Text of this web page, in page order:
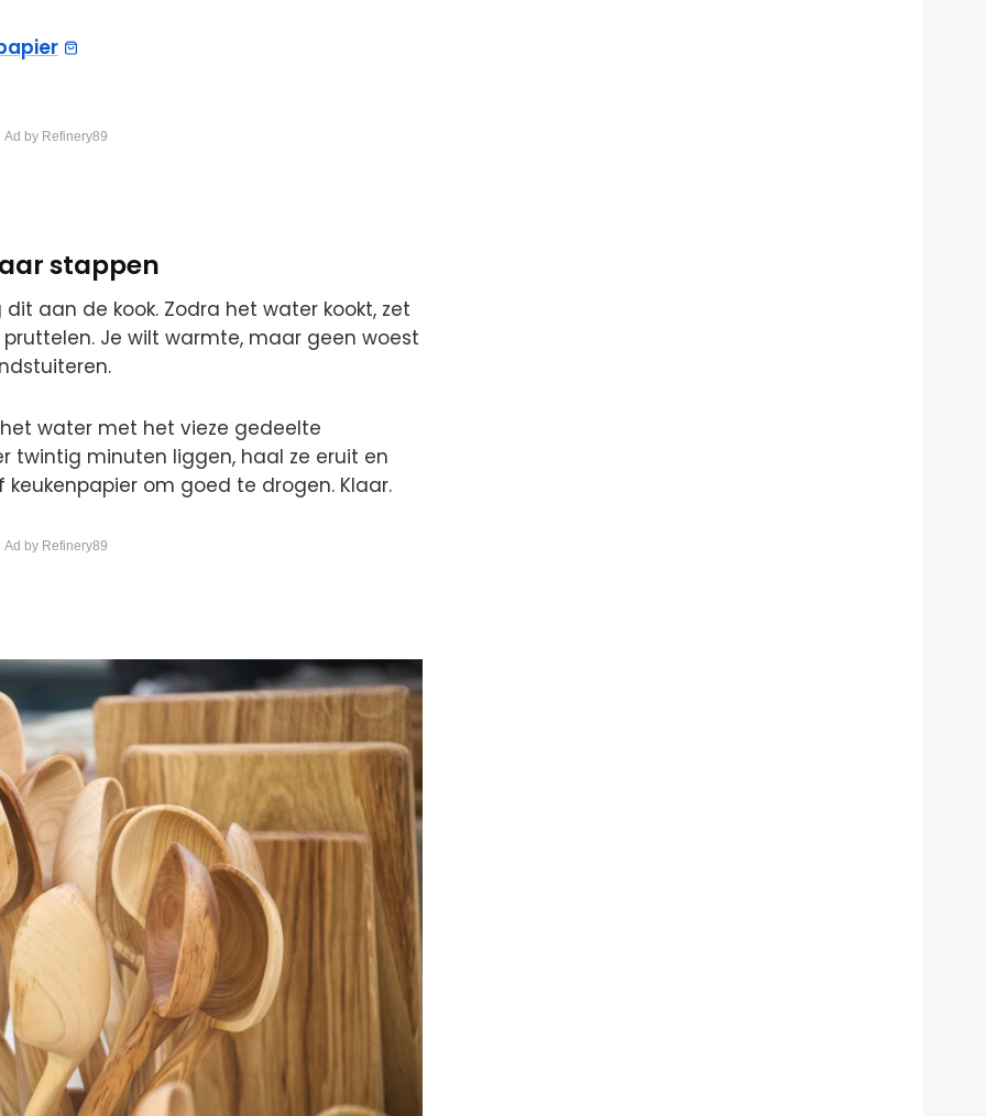
by Refinery89
stappen
aan de kook. Zodra het water kookt, zet
Je wilt warmte, maar geen woest
water met het vieze gedeelte
twintig minuten liggen, haal ze eruit en
om goed te drogen. Klaar.
by Refinery89